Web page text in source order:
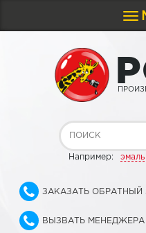
P
Например: эмаль
ЗАКАЗАТЬ ОБРАТНЫЙ
ВЫЗВАТЬ